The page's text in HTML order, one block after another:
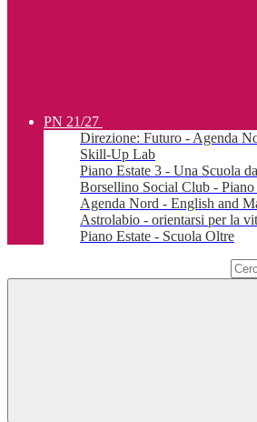
PN 21/27
Direzione: Futuro - Agenda
Skill-Up Lab
Piano Estate 3 - Una Scuola
Borsellino Social Club - Piano
Agenda Nord - English and
Astrolabio - orientarsi per la
Piano Estate - Scuola Oltre